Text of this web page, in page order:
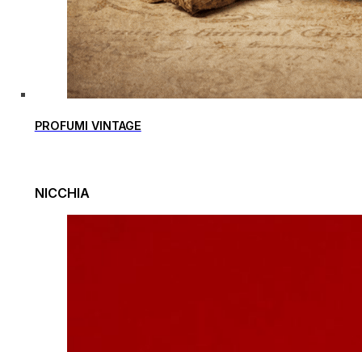
PROFUMI VINTAGE
NICCHIA